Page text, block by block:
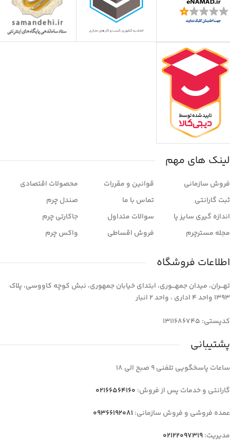
لینک های مهم
فروش سازمانی
ثبت گارانتی
اندازه گیری سایز پا
مجله مسترچرم
قوانین و مقررات
تماس با ما
سوالات متداول
فروش اقساطی
محصولات اقتصادی
صندل چرم
جاکارتی چرم
واکس چرم
اطلاعات فروشگاه
تهـــران، میدان جمهـــوری، ابتدای خیابان جمهوری، نبش کوچه کاووسی، پلاک
1393 واحد 4 اداری ، واحد 2 انبار
کدپستی: 1311686745
پشتیبانی
ساعات پاسخگویی تلفنی 9 صبح الی 18
گارانتی و خدمات پس از فروش: 02166564160
عمده فروشی و فروش سازمانی: 09366192081
مدیریت:02122097319